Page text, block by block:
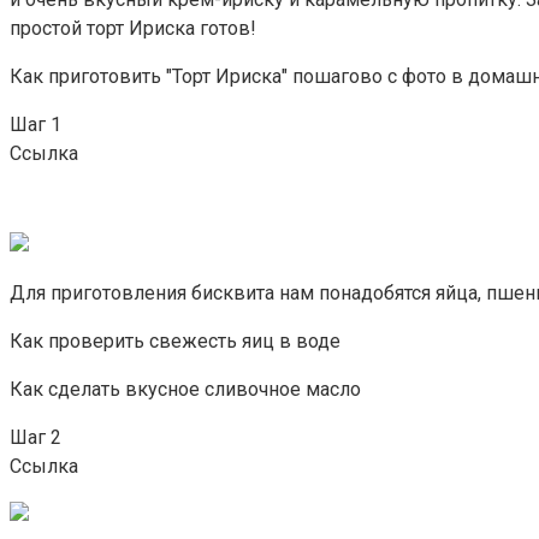
простой торт Ириска готов!
Как приготовить "Торт Ириска" пошагово с фото в
Шаг 1
Ссылка
Для приготовления бисквита нам понадобятся яйца,
Как проверить свежесть яиц в воде
Как сделать вкусное сливочное масло
Шаг 2
Ссылка